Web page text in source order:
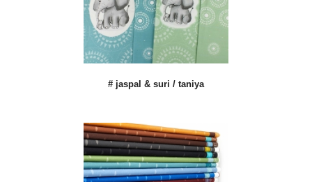
# jaspal & suri / taniya